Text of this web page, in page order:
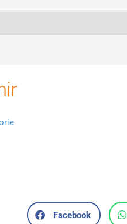
Facebook